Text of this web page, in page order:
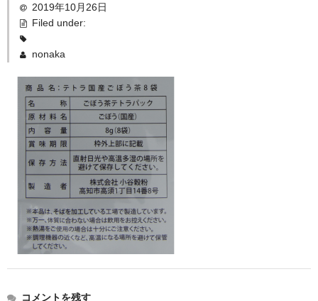
決済方法・送料など
店舗ご案内
商品一覧
お問い合わせ
2019年10月26日
Filed under:
nonaka
コメントを残す